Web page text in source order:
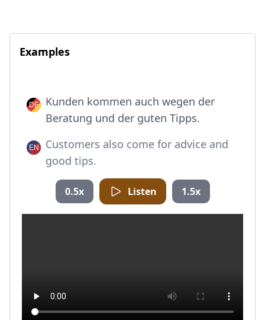
Examples
Kunden kommen auch wegen der
Beratung und der guten Tipps.
Customers also come for advice and
good tips.
0.5x Listen 1.5x